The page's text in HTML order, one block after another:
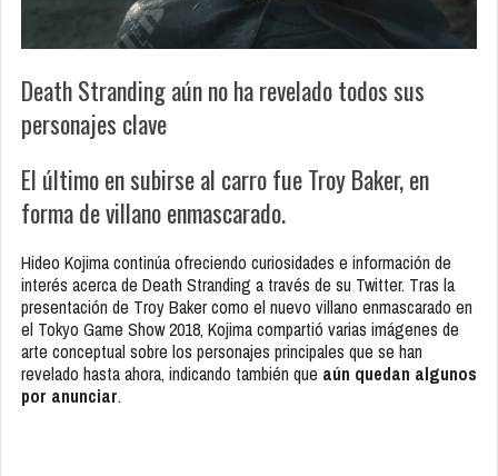
Death Stranding aún no ha revelado todos sus
personajes clave
El último en subirse al carro fue Troy Baker, en
forma de villano enmascarado.
Hideo Kojima continúa ofreciendo curiosidades e información de
interés acerca de Death Stranding a través de su Twitter. Tras la
presentación de Troy Baker como el nuevo villano enmascarado en
el Tokyo Game Show 2018, Kojima compartió varias imágenes de
arte conceptual sobre los personajes principales que se han
revelado hasta ahora, indicando también que aún quedan algunos
por anunciar.